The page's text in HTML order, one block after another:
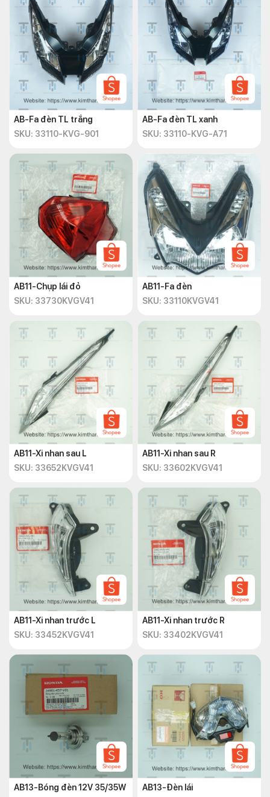
AB-Fa đèn TL trắng
SKU: 33110-KVG-901
AB-Fa đèn TL xanh
SKU: 33110-KVG-A71
AB11-Chụp lái đỏ
SKU: 33730KVGV41
AB11-Fa đèn
SKU: 33110KVGV41
AB11-Xi nhan sau L
SKU: 33652KVGV41
AB11-Xi nhan sau R
SKU: 33602KVGV41
AB11-Xi nhan trước L
SKU: 33452KVGV41
AB11-Xi nhan trước R
SKU: 33402KVGV41
AB13-Bóng đèn 12V 35/35W AB13-Đèn lái